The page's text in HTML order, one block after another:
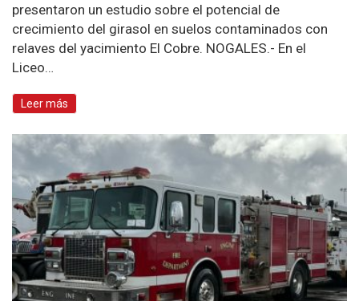
presentaron un estudio sobre el potencial de
crecimiento del girasol en suelos contaminados con
relaves del yacimiento El Cobre. NOGALES.- En el
Liceo…
Leer más